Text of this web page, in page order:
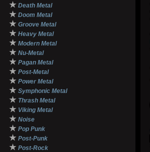
★ Death Metal
★ Doom Metal
★ Groove Metal
★ Heavy Metal
★ Modern Metal
★ Nu-Metal
★ Pagan Metal
★ Post-Metal
★ Power Metal
★ Symphonic Metal
★ Thrash Metal
★ Viking Metal
★ Noise
★ Pop Punk
★ Post-Punk
★ Post-Rock